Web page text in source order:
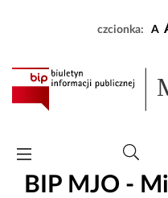
czcionka: A
BIP MJO -